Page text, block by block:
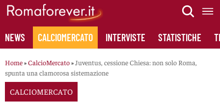
Skip
content
NEWS CALCIOMERCATO INTERVISTE STATISTICHE
Home»CalcioMercato»Juventus, cessione Chiesa: non solo Roma,
spunta una clamorosa sistemazione
CALCIOMERCATO